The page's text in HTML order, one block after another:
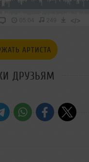
05:04 249 </>
АРТИСТА
ДРУЗЬЯМ